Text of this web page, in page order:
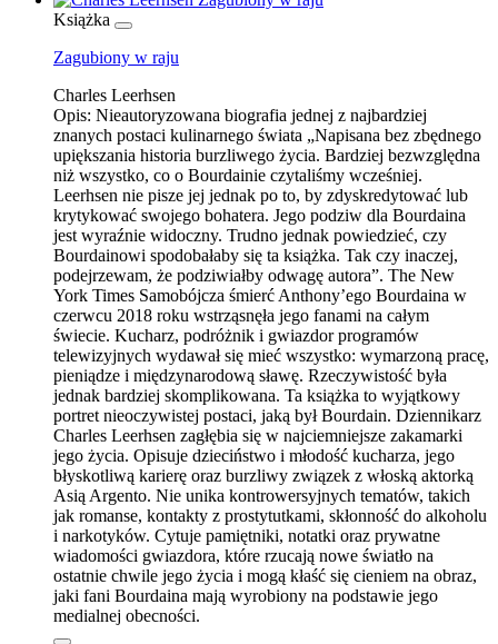
Książka
Zagubiony w raju
Charles Leerhsen
Opis: Nieautoryzowana biografia jednej z najbardziej
znanych postaci kulinarnego świata „Napisana bez zbędnego
upiększania historia burzliwego życia. Bardziej bezwzględna
niż wszystko, co o Bourdainie czytaliśmy wcześniej.
Leerhsen nie pisze jej jednak po to, by zdyskredytować lub
krytykować swojego bohatera. Jego podziw dla Bourdaina
jest wyraźnie widoczny. Trudno jednak powiedzieć, czy
Bourdainowi spodobałaby się ta książka. Tak czy inaczej,
podejrzewam, że podziwiałby odwagę autora”. The New
York Times Samobójcza śmierć Anthony’ego Bourdaina w
czerwcu 2018 roku wstrząsnęła jego fanami na całym
świecie. Kucharz, podróżnik i gwiazdor programów
telewizyjnych wydawał się mieć wszystko: wymarzoną pracę,
pieniądze i międzynarodową sławę. Rzeczywistość była
jednak bardziej skomplikowana. Ta książka to wyjątkowy
portret nieoczywistej postaci, jaką był Bourdain. Dziennikarz
Charles Leerhsen zagłębia się w najciemniejsze zakamarki
jego życia. Opisuje dzieciństwo i młodość kucharza, jego
błyskotliwą karierę oraz burzliwy związek z włoską aktorką
Asią Argento. Nie unika kontrowersyjnych tematów, takich
jak romanse, kontakty z prostytutkami, skłonność do alkoholu
i narkotyków. Cytuje pamiętniki, notatki oraz prywatne
wiadomości gwiazdora, które rzucają nowe światło na
ostatnie chwile jego życia i mogą kłaść się cieniem na obraz,
jaki fani Bourdaina mają wyrobiony na podstawie jego
medialnej obecności.